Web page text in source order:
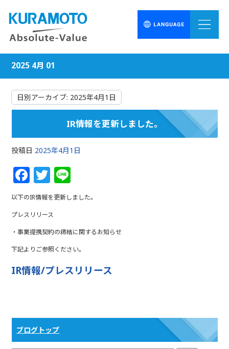
2025 4月 01
日別アーカイブ: 2025年4月1日
IR情報を更新しました。
投稿日 2025年4月1日
F
a
c
e
b
o
o
T
w
itt
e
r
n
e
以下のIR情報を更新しました。
プレスリリース
・事業提携契約の締結に関するお知らせ
下記よりご参照ください。
IR情報/プレスリリース
ブログトップ